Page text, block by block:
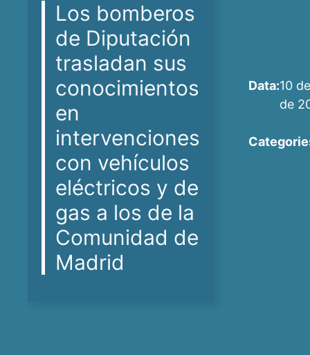
Los bomberos
de Diputación
trasladan sus
conocimientos
en
intervenciones
con vehículos
eléctricos y de
gas a los de la
Comunidad de
Madrid
Data:10
de